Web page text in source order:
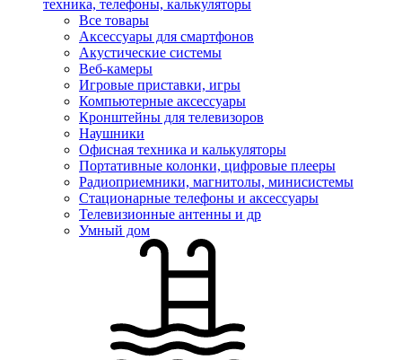
техника, телефоны, калькуляторы
Все товары
Аксессуары для смартфонов
Акустические системы
Веб-камеры
Игровые приставки, игры
Компьютерные аксессуары
Кронштейны для телевизоров
Наушники
Офисная техника и калькуляторы
Портативные колонки, цифровые плееры
Радиоприемники, магнитолы, минисистемы
Стационарные телефоны и аксессуары
Телевизионные антенны и др
Умный дом